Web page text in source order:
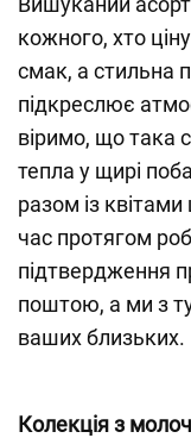
кожного, хто
смак, а стильна
підкреслює
віримо, що така
тепла у щирі
разом із
час протягом
підтвердження
поштою, а ми з
ваших близьких.
Колекція з